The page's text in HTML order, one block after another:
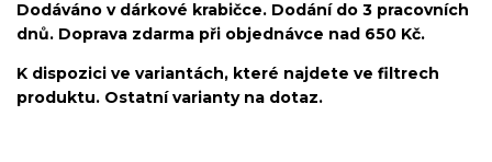
Dodáváno v dárkové krabičce. Dodání do 3 pracovních
dnů. Doprava zdarma při objednávce nad 650 Kč.
K dispozici ve variantách, které najdete ve filtrech
produktu. Ostatní varianty na dotaz.